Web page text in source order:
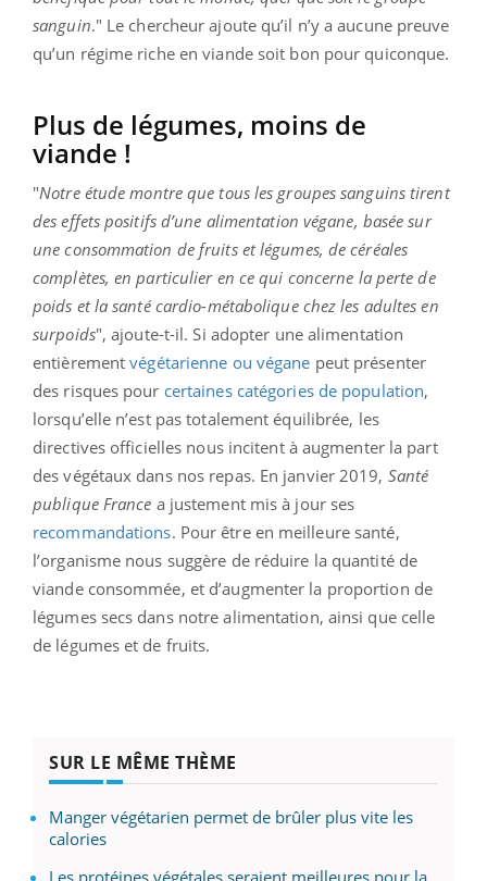
sanguin." Le chercheur ajoute qu’il n’y a aucune preuve
qu’un régime riche en viande soit bon pour quiconque.
Plus de légumes, moins de
viande !
"Notre étude montre que tous les groupes sanguins tirent
des effets positifs d’une alimentation végane, basée sur
une consommation de fruits et légumes, de céréales
complètes, en particulier en ce qui concerne la perte de
poids et la santé cardio-métabolique chez les adultes en
surpoids", ajoute-t-il. Si adopter une alimentation
entièrementvégétarienne ou végane peut présenter
des risques pour certaines catégories de population,
lorsqu’elle n’est pas totalement équilibrée, les
directives officielles nous incitent à augmenter la part
des végétaux dans nos repas. En janvier 2019, Santé
publique France a justement mis à jour ses
recommandations. Pour être en meilleure santé,
l’organisme nous suggère de réduire la quantité de
viande consommée, et d’augmenter la proportion de
légumes secs dans notre alimentation, ainsi que celle
de légumes et de fruits.
SUR LE MÊME THÈME
Manger végétarien permet de brûler plus vite les
calories